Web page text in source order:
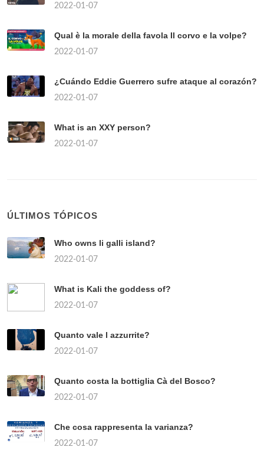
2022-01-07
Qual è la morale della favola Il corvo e la volpe?
2022-01-07
¿Cuándo Eddie Guerrero sufre ataque al corazón?
2022-01-07
What is an XXY person?
2022-01-07
ÚLTIMOS TÓPICOS
Who owns li galli island?
2022-01-07
What is Kali the goddess of?
2022-01-07
Quanto vale l azzurrite?
2022-01-07
Quanto costa la bottiglia Cà del Bosco?
2022-01-07
Che cosa rappresenta la varianza?
2022-01-07